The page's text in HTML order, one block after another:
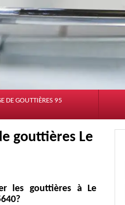
DE GOUTTIÈRES 95
gouttières Le
les gouttières à Le